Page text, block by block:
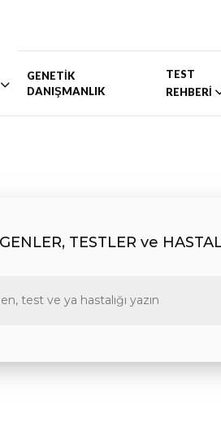
GENETİK
DANIŞMANLIK
TEST
REHBERİ
TESTLER ve